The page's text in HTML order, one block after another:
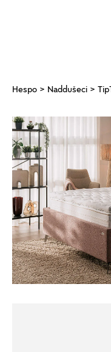
Hespo > Naddušeci >